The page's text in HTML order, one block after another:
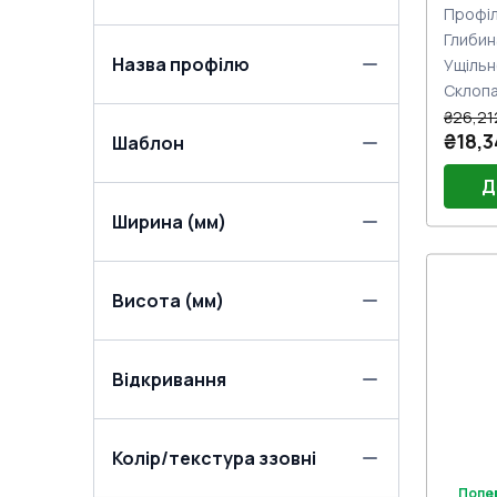
Назва профілю
Шаблон
Ширина (мм)
Висота (мм)
Відкривання
Колір/текстура ззовні